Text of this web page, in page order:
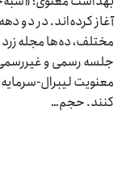
آغاز کرده‌اند. در دو
مختلف، ده‌ها مجله
جلسه رسمی و
معنویت لیبرال-
کنند. حجم…